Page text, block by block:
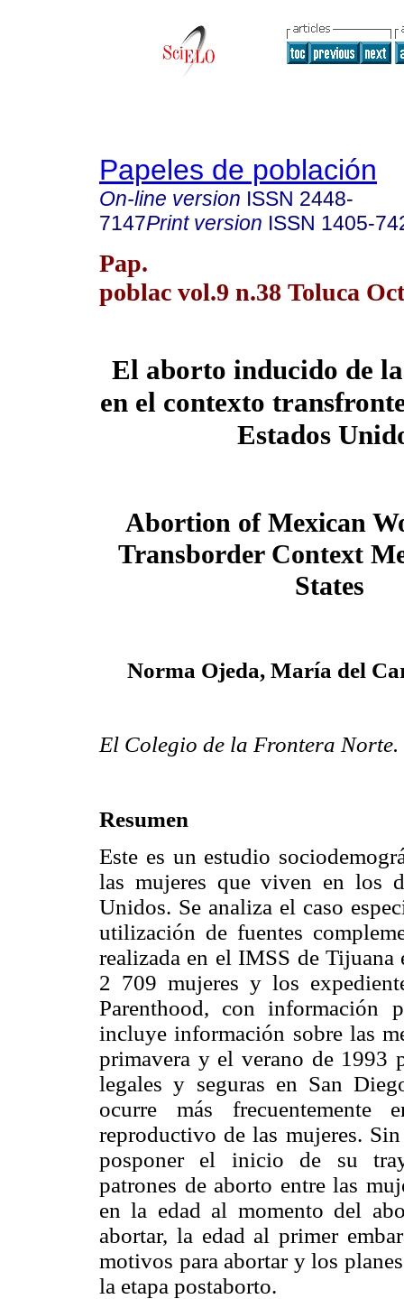
Papeles de población
On-line version ISSN 2448-
7147Print version ISSN 1405-
Pap.
poblac vol.9 n.38 Toluca
El aborto inducido de
en el contexto
Estados
Abortion of Mexican
Transborder Context
States
Norma Ojeda, María del
El Colegio de la Frontera Norte.
Resumen
Este es un estudio
las mujeres que viven en los
Unidos. Se analiza el caso
utilización de fuentes
realizada en el IMSS de
2 709 mujeres y los
Parenthood, con información
incluye información sobre las
primavera y el verano de 1993
legales y seguras en San
ocurre más frecuentemente
reproductivo de las mujeres.
posponer el inicio de su
patrones de aborto entre las
en la edad al momento del
abortar, la edad al primer
motivos para abortar y los
la etapa postaborto.